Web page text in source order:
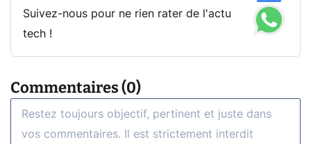
Suivez-nous pour ne rien rater de l'actu
tech !
Commentaires (0)